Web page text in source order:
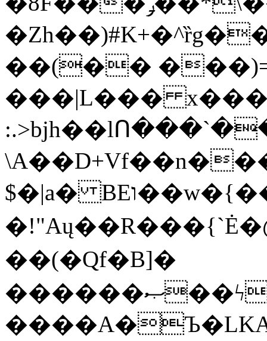
��(��
���|L���
$�|a� BEו��w�{���;���q�X��d%�������W� hU�(�1�Ū}9�S�F<��i�L3�;�
��(�Qf�B]�
������ޞ��ϟak��r��_39$�8�p���7�2�yIZ�R��x��/